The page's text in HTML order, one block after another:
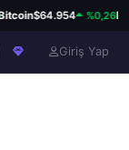
$64.954 %0,26
Giriş Yap